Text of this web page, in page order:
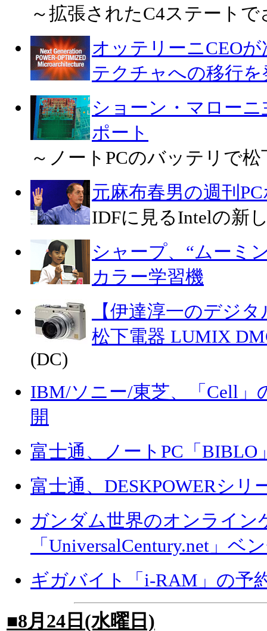
～拡張されたC4ステート
オッテリーニCEO
テクチャへの移行を
ショーン・マロー
ポート
～ノートPCのバッテリで
元麻布春男の週刊
IDFに見るIntelの新
シャープ、“ムーミ
カラー学習機
【伊達淳一のデジ
松下電器 LUMIX
(DC)
IBM/ソニー/東芝、「Cell」
開
富士通、ノートPC「BIBLO
富士通、DESKPOWERシ
ガンダム世界のオンライン
「UniversalCentury.net」ベ
ギガバイト「i-RAM」の予
■8月24日(水曜日)